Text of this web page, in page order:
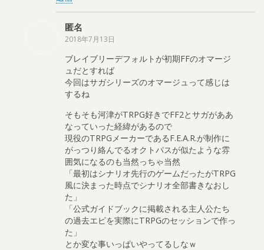
匿名
2018年7月13日
ブレイブリーデフォルトが初期FFのオマージ
ュだとすれば
今回はサガシリーズのオマージュって感じは
するね
そもそも河津がTRPG好きでFF2とサガがああ
なっていった経緯があるので
現役のTRPGメーカーであるF.E.A.R.が制作に
がっつり絡んでるオクトパスが似たような雰
囲気になるのも当然っちゃ当然
「最初はシナリオ先行のゲームだったがTRPG
風に決まった時点でシナリオ全部書きなおし
た」
「公式ガイドブックに掲載される主人公たち
の過去エピを実際にTRPGのセッションで作っ
た」
とか変な事いっぱいやってるしなｗ